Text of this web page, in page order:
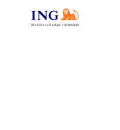
OFFIZIELLER HAUPTSPONSOR